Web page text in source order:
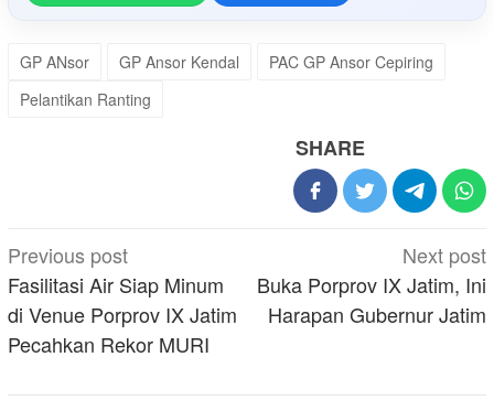
GP ANsor GP Ansor Kendal
PAC GP Ansor Cepiring
Pelantikan Ranting
SHARE
Post
navigation
Previous post
Fasilitasi Air Siap Minum
di Venue Porprov IX Jatim
Pecahkan Rekor MURI
Next post
Buka Porprov IX Jatim, Ini
Harapan Gubernur Jatim